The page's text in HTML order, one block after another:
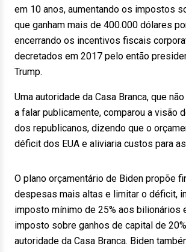
em 10 anos, aumentando os impostos
que ganham mais de 400.000 dólares
encerrando os incentivos fiscais
decretados em 2017 pelo então
Trump.
Uma autoridade da Casa Branca, que
a falar publicamente, comparou a visão
dos republicanos, dizendo que o
déficit dos EUA e aliviaria custos para
O plano orçamentário de Biden propõe
despesas mais altas e limitar o déficit,
imposto mínimo de 25% aos bilionários
imposto sobre ganhos de capital de
autoridade da Casa Branca. Biden